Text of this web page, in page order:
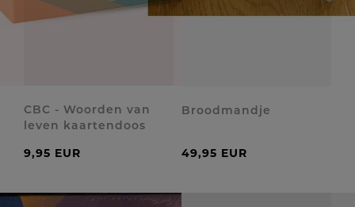
CBC - Woorden van
leven kaartendoos
9,95 EUR
Broodmandje
49,95 EUR